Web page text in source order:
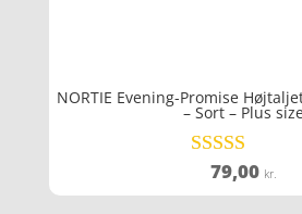
NORTIE Evening-Promise
– Sort – Plus
Vurderet
5
79,00 kr.